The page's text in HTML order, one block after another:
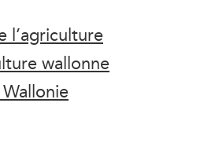
l’agriculture
wallonne